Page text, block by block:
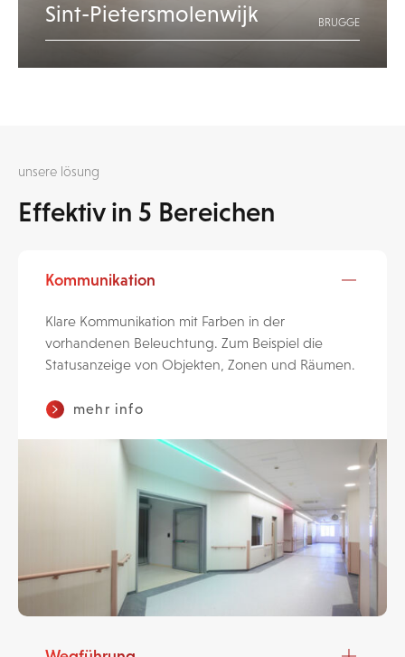
Sint-Pietersmolenwijk BRUGGE
unsere lösung
Effektiv in 5 Bereichen
Kommunikation
Klare Kommunikation mit Farben in der
vorhandenen Beleuchtung. Zum Beispiel die
Statusanzeige von Objekten, Zonen und Räumen.
mehr info